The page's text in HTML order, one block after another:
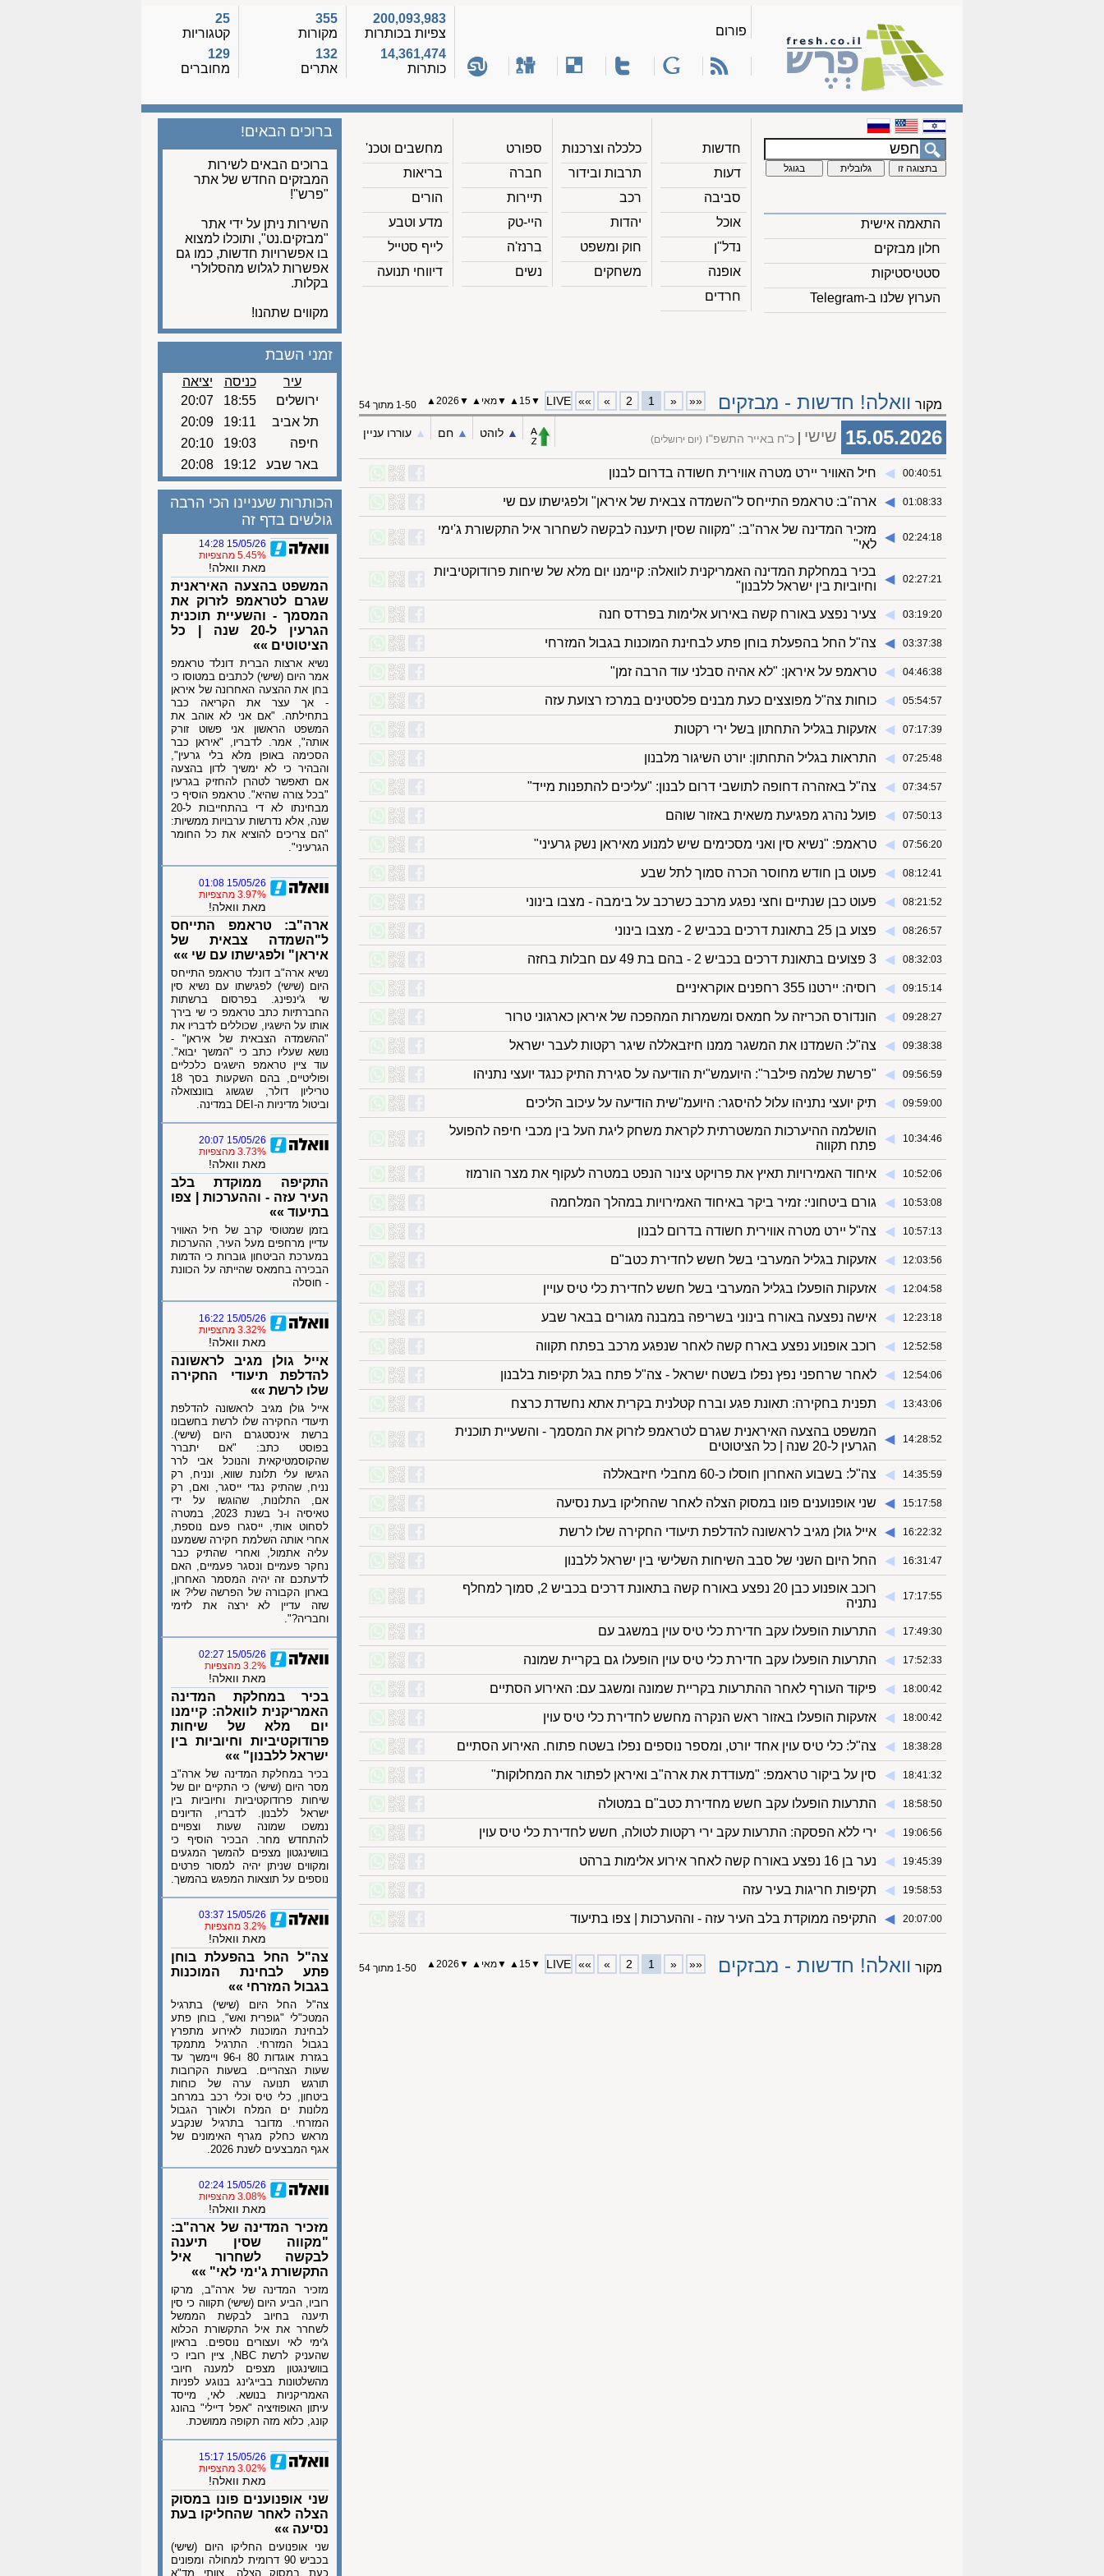
פורום
200,093,983
צפיות בכותרות
14,361,474
כותרות
355
מקורות
132
אתרים
25
קטגוריות
129
מחוברים
התאמה אישית
חלון מבזקים
סטטיסטיקות
הערוץ שלנו ב-Telegram
חדשות
דעות
סביבה
אוכל
נדל"ן
אופנה
חרדים
כלכלה וצרכנות
תרבות ובידור
רכב
יהדות
חוק ומשפט
משחקים
ספורט
חברה
תיירות
היי-טק
ברנז'ה
נשים
מחשבים וטכנ'
בריאות
הורים
מדע וטבע
לייף סטייל
דיווחי תנועה
ברוכים הבאים!
ברוכים הבאים לשירות
המבזקים החדש של אתר
"פרש"!
השירות ניתן על ידי אתר
"מבזקים.נט", ותוכלו למצוא
בו אפשרויות חדשות, כמו גם
אפשרות לגלוש מהסלולרי
בקלות.
מקווים שתהנו!
מקור וואלה! חדשות - מבזקים ««
«
1
2
»
»»
LIVE
▼
15
▲
▼מאי ▲
▼
2026▲ 1-50 מתוך 54
15.05.2026 שישי כ"ח באייר התשפ"ו (יום ירושלים) ▲︎ לוהט ▲︎ חם ▲︎ עוררו עניין
00:40:51
◀︎ חיל האוויר יירט מטרה אווירית חשודה בדרום לבנון
01:08:33
◀︎ ארה"ב: טראמפ התייחס ל"השמדה צבאית של איראן" ולפגישתו עם שי
02:24:18
◀︎
מזכיר המדינה של ארה"ב: "מקווה שסין תיענה לבקשה לשחרור איל התקשורת ג'ימי
לאי"
02:27:21
◀︎
בכיר במחלקת המדינה האמריקנית לוואלה: קיימנו יום מלא של שיחות פרודוקטיביות
וחיוביות בין ישראל ללבנון"
03:19:20
◀︎ צעיר נפצע באורח קשה באירוע אלימות בפרדס חנה
03:37:38
◀︎ צה"ל החל בהפעלת בוחן פתע לבחינת המוכנות בגבול המזרחי
04:46:38
◀︎ טראמפ על איראן: "לא אהיה סבלני עוד הרבה זמן"
05:54:57
◀︎ כוחות צה"ל מפוצצים כעת מבנים פלסטינים במרכז רצועת עזה
07:17:39
◀︎ אזעקות בגליל התחתון בשל ירי רקטות
07:25:48
◀︎ התראות בגליל התחתון: יורט השיגור מלבנון
07:34:57
◀︎ צה"ל באזהרה דחופה לתושבי דרום לבנון: "עליכים להתפנות מייד"
07:50:13
◀︎ פועל נהרג מפגיעת משאית באזור שוהם
07:56:20
◀︎ טראמפ: "נשיא סין ואני מסכימים שיש למנוע מאיראן נשק גרעיני"
08:12:41
◀︎ פעוט בן חודש מחוסר הכרה סמוך לתל שבע
08:21:52
◀︎ פעוט כבן שנתיים וחצי נפגע מרכב כשרכב על בימבה - מצבו בינוני
08:26:57
◀︎ פצוע בן 25 בתאונת דרכים בכביש 2 - מצבו בינוני
08:32:03
◀︎ 3 פצועים בתאונת דרכים בכביש 2 - בהם בת 49 עם חבלות בחזה
09:15:14
◀︎ רוסיה: יירטנו 355 רחפנים אוקראיניים
09:28:27
◀︎ הונדורס הכריזה על חמאס ומשמרות המהפכה של איראן כארגוני טרור
09:38:38
◀︎ צה"ל: השמדנו את המשגר ממנו חיזבאללה שיגר רקטות לעבר ישראל
09:56:59
◀︎ "פרשת שלמה פילבר": היועמש"ית הודיעה על סגירת התיק כנגד יועצי נתניהו
09:59:00
◀︎ תיק יועצי נתניהו עלול להיסגר: היועמ"שית הודיעה על עיכוב הליכים
10:34:46
◀︎
הושלמה ההיערכות המשטרתית לקראת משחק ליגת העל בין מכבי חיפה להפועל
פתח תקווה
10:52:06
◀︎ איחוד האמירויות תאיץ את פרויקט צינור הנפט במטרה לעקוף את מצר הורמוז
10:53:08
◀︎ גורם ביטחוני: זמיר ביקר באיחוד האמירויות במהלך המלחמה
10:57:13
◀︎ צה"ל יירט מטרה אווירית חשודה בדרום לבנון
12:03:56
◀︎ אזעקות בגליל המערבי בשל חשש לחדירת כטב"ם
12:04:58
◀︎ אזעקות הופעלו בגליל המערבי בשל חשש לחדירת כלי טיס עויין
12:23:18
◀︎ אישה נפצעה באורח בינוני בשריפה במבנה מגורים בבאר שבע
12:52:58
◀︎ רוכב אופנוע נפצע בארח קשה לאחר שנפגע מרכב בפתח תקווה
12:54:06
◀︎ לאחר שרחפני נפץ נפלו בשטח ישראל - צה"ל פתח בגל תקיפות בלבנון
13:43:06
◀︎ תפנית בחקירה: תאונת פגע וברח קטלנית בקרית אתא נחשדת כרצח
14:28:52
◀︎
המשפט בהצעה האיראנית שגרם לטראמפ לזרוק את המסמך - והשעיית תוכנית
הגרעין ל-20 שנה | כל הציטוטים
14:35:59
◀︎ צה"ל: בשבוע האחרון חוסלו כ-60 מחבלי חיזבאללה
15:17:58
◀︎ שני אופנוענים פונו במסוק הצלה לאחר שהחליקו בעת נסיעה
16:22:32
◀︎ אייל גולן מגיב לראשונה להדלפת תיעודי החקירה שלו לרשת
16:31:47
◀︎ החל היום השני של סבב השיחות השלישי בין ישראל ללבנון
17:17:55
◀︎
רוכב אופנוע כבן 20 נפצע באורח קשה בתאונת דרכים בכביש 2, סמוך למחלף
נתניה
17:49:30
◀︎ התרעות הופעלו עקב חדירת כלי טיס עוין במשגב עם
17:52:33
◀︎ התרעות הופעלו עקב חדירת כלי טיס עוין הופעלו גם בקריית שמונה
18:00:42
◀︎ פיקוד העורף לאחר ההתרעות בקריית שמונה ומשגב עם: האירוע הסתיים
18:00:42
◀︎ אזעקות הופעלו באזור ראש הנקרה מחשש לחדירת כלי טיס עוין
18:38:28
◀︎ צה"ל: כלי טיס עוין אחד יורט, ומספר נוספים נפלו בשטח פתוח. האירוע הסתיים
18:41:32
◀︎ סין על ביקור טראמפ: "מעודדת את ארה"ב ואיראן לפתור את המחלוקות"
18:58:50
◀︎ התרעות הופעלו עקב חשש מחדירת כטב"ם במטולה
19:06:56
◀︎ ירי ללא הפסקה: התרעות עקב ירי רקטות לטולה, חשש לחדירת כלי טיס עוין
19:45:39
◀︎ נער בן 16 נפצע באורח קשה לאחר אירוע אלימות ברהט
19:58:53
◀︎ תקיפות חריגות בעיר עזה
20:07:00
◀︎ התקיפה ממוקדת בלב העיר עזה - וההערכות | צפו בתיעוד
מקור וואלה! חדשות - מבזקים ««
«
1
2
»
»»
LIVE
▼
15
▲
▼מאי ▲
▼
2026▲ 1-50 מתוך 54
זמני השבת
עיר כניסה
יציאה
ירושלים
18:55
20:07
תל אביב
19:11
20:09
חיפה
19:03
20:10
באר שבע
19:12
20:08
הכותרות שעניינו הכי הרבה
גולשים בדף זה
15/05/26 14:28
5.45% מהצפיות
מאת וואלה!
המשפט בהצעה האיראנית
שגרם לטראמפ לזרוק את
המסמך - והשעיית תוכנית
הגרעין ל-20 שנה | כל
הציטוטים »»
נשיא ארצות הברית דונלד טראמפ
אמר היום (שישי) לכתבים במטוסו כי
בחן את ההצעה האחרונה של איראן
- אך עצר את הקריאה כבר
בתחילתה. "אם אני לא אוהב את
המשפט הראשון אני פשוט זורק
אותה", אמר. לדבריו, "איראן כבר
הסכימה באופן מלא בלי גרעין",
והבהיר כי לא ימשיך לדון בהצעה
אם תאפשר לטהרן להחזיק בגרעין
"בכל צורה שהיא". טראמפ הוסיף כי
מבחינתו לא די בהתחייבות ל-20
שנה, אלא נדרשות ערבויות ממשיות:
"הם צריכים להוציא את כל החומר
הגרעיני".
15/05/26 01:08
3.97% מהצפיות
מאת וואלה!
ארה"ב: טראמפ התייחס
ל"השמדה צבאית של
איראן" ולפגישתו עם שי »»
נשיא ארה"ב דונלד טראמפ התייחס
היום (שישי) לפגישתו עם נשיא סין
שי ג'ינפינג. בפרסום ברשתות
החברתיות כתב טראמפ כי שי בירך
אותו על הישגיו, שכוללים לדבריו את
"ההשמדה הצבאית של איראן" -
נושא שעליו כתב כי "המשך יבוא".
עוד ציין טראמפ הישגים כלכליים
ופוליטיים, בהם השקעות בסך 18
טריליון דולר, שגשוג בוונצואלה
וביטול מדיניות ה-DEI במדינה.
15/05/26 20:07
3.73% מהצפיות
מאת וואלה!
התקיפה ממוקדת בלב
העיר עזה - וההערכות | צפו
בתיעוד »»
בזמן שמטוסי קרב של חיל האוויר
עדיין מרחפים מעל העיר, ההערכות
במערכת הביטחון גוברות כי הדמות
הבכירה בחמאס שהייתה על הכוונת
- חוסלה
15/05/26 16:22
3.32% מהצפיות
מאת וואלה!
אייל גולן מגיב לראשונה
להדלפת תיעודי החקירה
שלו לרשת »»
אייל גולן מגיב לראשונה להדלפת
תיעודי החקירה שלו לרשת בחשבונו
ברשת אינסטגרם היום (שישי).
בפוסט כתב: "אם יתברר
שהקוסמטיקאית והנוכל אבי לרר
הגישו עלי תלונת שווא, ונניח, רק
נניח, שהתיק נגדי ייסגר, ואם, רק
אם, התלונות, שהוגשו על ידי
טאיסיה ו-נ' בשנת 2023, במטרה
לסחוט אותי, ייסגרו פעם נוספת,
אחרי אותה השלמת חקירה ששמענו
עליה אתמול, ואחרי שהתיק כבר
נחקר פעמיים ונסגר פעמיים, האם
לדעתכם זה יהיה המסמר האחרון,
בארון הקבורה של הפרשה שלי? או
שזה עדיין לא ירצה את לזימי
וחבריה?".
15/05/26 02:27
3.2% מהצפיות
מאת וואלה!
בכיר במחלקת המדינה
האמריקנית לוואלה: קיימנו
יום מלא של שיחות
פרודוקטיביות וחיוביות בין
ישראל ללבנון" »»
בכיר במחלקת המדינה של ארה"ב
מסר היום (שישי) כי התקיים יום של
שיחות פרודוקטיביות וחיוביות בין
ישראל ללבנון. לדבריו, הדיונים
נמשכו שמונה שעות וצפויים
להתחדש מחר. הבכיר הוסיף כי
בוושינגטון מצפים להמשך המגעים
ומקווים שניתן יהיה למסור פרטים
נוספים על תוצאות המפגש בהמשך.
15/05/26 03:37
3.2% מהצפיות
מאת וואלה!
צה"ל החל בהפעלת בוחן
פתע לבחינת המוכנות
בגבול המזרחי »»
צה"ל החל היום (שישי) בתרגיל
המטכ"לי "גופרית ואש", בוחן פתע
לבחינת המוכנות לאירוע מתפרץ
בגבול המזרחי. התרגיל מתמקד
בגזרת אוגדות 80 ו-96 ויימשך עד
שעות הצהריים. בשעות הקרובות
תורגש תנועה ערה של כוחות
ביטחון, כלי טיס וכלי רכב במרחב
מלונות ים המלח ולאורך הגבול
המזרחי. מדובר בתרגיל שנקבע
מראש כחלק מגרף האימונים של
אגף המבצעים לשנת 2026.
15/05/26 02:24
3.08% מהצפיות
מאת וואלה!
מזכיר המדינה של ארה"ב:
"מקווה שסין תיענה
לבקשה לשחרור איל
התקשורת ג'ימי לאי" »»
מזכיר המדינה של ארה"ב, מרקו
רוביו, הביע היום (שישי) תקווה כי סין
תיענה בחיוב לבקשת הממשל
לשחרר את איל התקשורת הכלוא
ג'ימי לאי ועצורים נוספים. בראיון
שהעניק לרשת NBC, ציין רוביו כי
בוושינגטון מצפים למענה חיובי
מהשלטונות בבייג'ינג בנוגע לפניות
האמריקניות בנושא. לאי, מייסד
עיתון האופוזיציה "אפל דיילי" בהונג
קונג, כלוא מזה תקופה ממושכת.
15/05/26 15:17
3.02% מהצפיות
מאת וואלה!
שני אופנוענים פונו במסוק
הצלה לאחר שהחליקו בעת
נסיעה »»
שני אופנועים החליקו היום (שישי)
בכביש 90 דרומית למחולה ומפונים
כעת במסוק הצלה. צוותי מד"א